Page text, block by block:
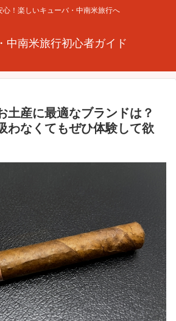
心！楽しいキューバ・中南米旅行へ
中南米旅行初心者ガイド
土産に最適なブランドは？
わなくてもぜひ体験して欲